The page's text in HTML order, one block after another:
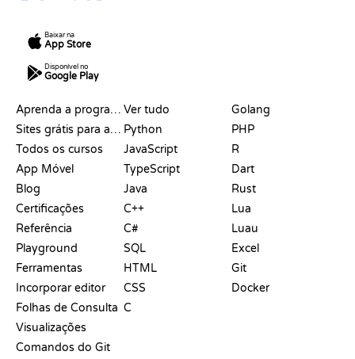
Baixar na
App Store
Disponível no
Google Play
Aprenda a programar
Sites grátis para aprender a programar
Todos os cursos
App Móvel
Blog
Certificações
Referência
Playground
Ferramentas
Incorporar editor
Folhas de Consulta
Visualizações
Comandos do Git
Ver tudo
Python
JavaScript
TypeScript
Java
C++
C#
SQL
HTML
CSS
C
Golang
PHP
R
Dart
Rust
Lua
Luau
Excel
Git
Docker